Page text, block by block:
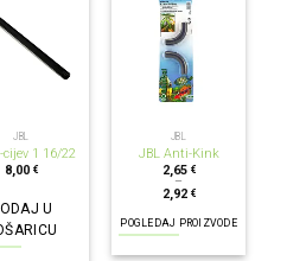
JBL
cijev 1 16/22
8,00 €
U
JBL
JBL Anti-Kink
2,65 €
–
2,92 €
POGLEDAJ PROIZVODE